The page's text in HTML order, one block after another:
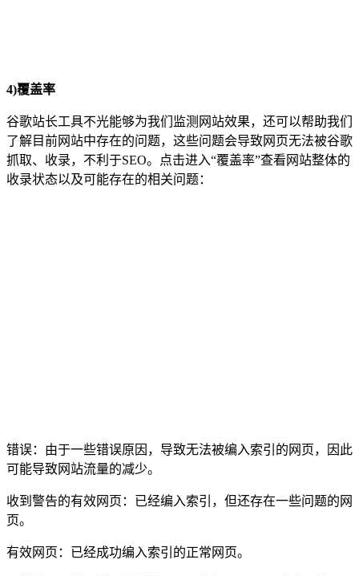
4)覆盖率
谷歌站长工具不光能够为我们监测网站效果，还可以帮助我们
了解目前网站中存在的问题，这些问题会导致网页无法被谷歌
抓取、收录，不利于SEO。点击进入“覆盖率”查看网站整体的
收录状态以及可能存在的相关问题：
错误：由于一些错误原因，导致无法被编入索引的网页，因此
可能导致网站流量的减少。
收到警告的有效网页：已经编入索引，但还存在一些问题的网
页。
有效网页：已经成功编入索引的正常网页。